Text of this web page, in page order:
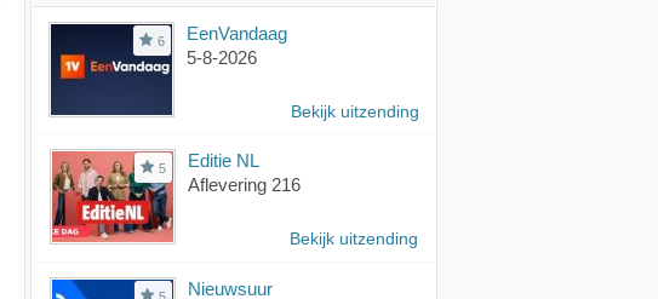
6
EenVandaag
5-8-2026
Bekijk uitzending
5
Editie NL
Aflevering 216
Bekijk uitzending
Nieuwsuur